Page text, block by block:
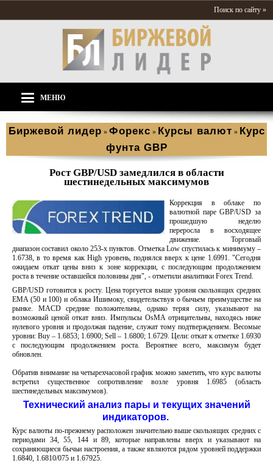
Поиск по сайту »
МЕНЮ
Биржевой лидер » Форекс » Курсы валют » Курс
фунта GBP
Рост GBP/USD замедлился в области
шестинедельных максимумов
Коррекция в облаке по
валютной паре GBP/USD за
прошедшую неделю
переросла в восходящее
движение. Торговый
диапазон составил около 253-х пунктов. Отметка Low спустилась к минимуму –
1.6738, в то время как High уровень, поднялся вверх к цене 1.6991. "Сегодня
ожидаем откат цены вниз к зоне коррекции, с последующим продолжением
роста в течение оставшейся половины дня", - отметили аналитики Forex Trend.
GBP/USD готовится к росту. Цена торгуется выше уровня скользящих средних
EMA (50 и 100) и облака Ишимоку, свидетельствуя о бычьем преимуществе на
рынке. MACD средние положительны, однако теряя силу, указывают на
возможный ценой откат вниз. Импульсы OsMA отрицательны, находясь ниже
нулевого уровня и продолжая падение, служат тому подтверждением. Весомые
уровни: Buy – 1.6853; 1.6900; Sell – 1.6800; 1.6729. Цели: откат к отметке 1.6930
с последующим продолжением роста. Вероятнее всего, максимум будет
обновлен.
Обратив внимание на четырехчасовой график можно заметить, что курс валюты
встретил существенное сопротивление возле уровня 1.6985 (область
шестинедельных максимумов).
Технический анализ пары и текущих значений
индикаторов.
Курс валюты по-прежнему расположен значительно выше скользящих средних с
периодами 34, 55, 144 и 89, которые направлены вверх и указывают на
сохраняющиеся бычьи настроения, а также являются рядом уровней поддержки
1.6840, 1.6810/075 и 1.67925.